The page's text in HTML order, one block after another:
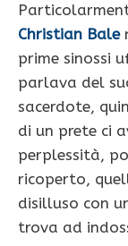
Christian Bale
prime sinossi
parlava del
sacerdote,
di un prete ci
perplessità,
ricoperto,
disilluso con
trova ad